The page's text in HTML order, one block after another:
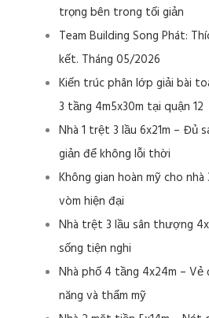
trọng bên trong tối giản
Team Building Song Phát:
kết. Tháng 05/2026
Kiến trúc phân lớp giải bài
3 tầng 4m5x30m tại quận 12
Nhà 1 trệt 3 lầu 6x21m – Đủ
giản để không lỗi thời
Không gian hoàn mỹ cho
vòm hiện đại
Nhà trệt 3 lầu sân thượng
sống tiện nghi
Nhà phố 4 tầng 4x24m – Vẻ
năng và thẩm mỹ